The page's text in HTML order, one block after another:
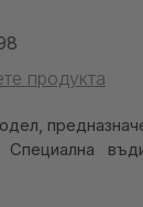
продукта